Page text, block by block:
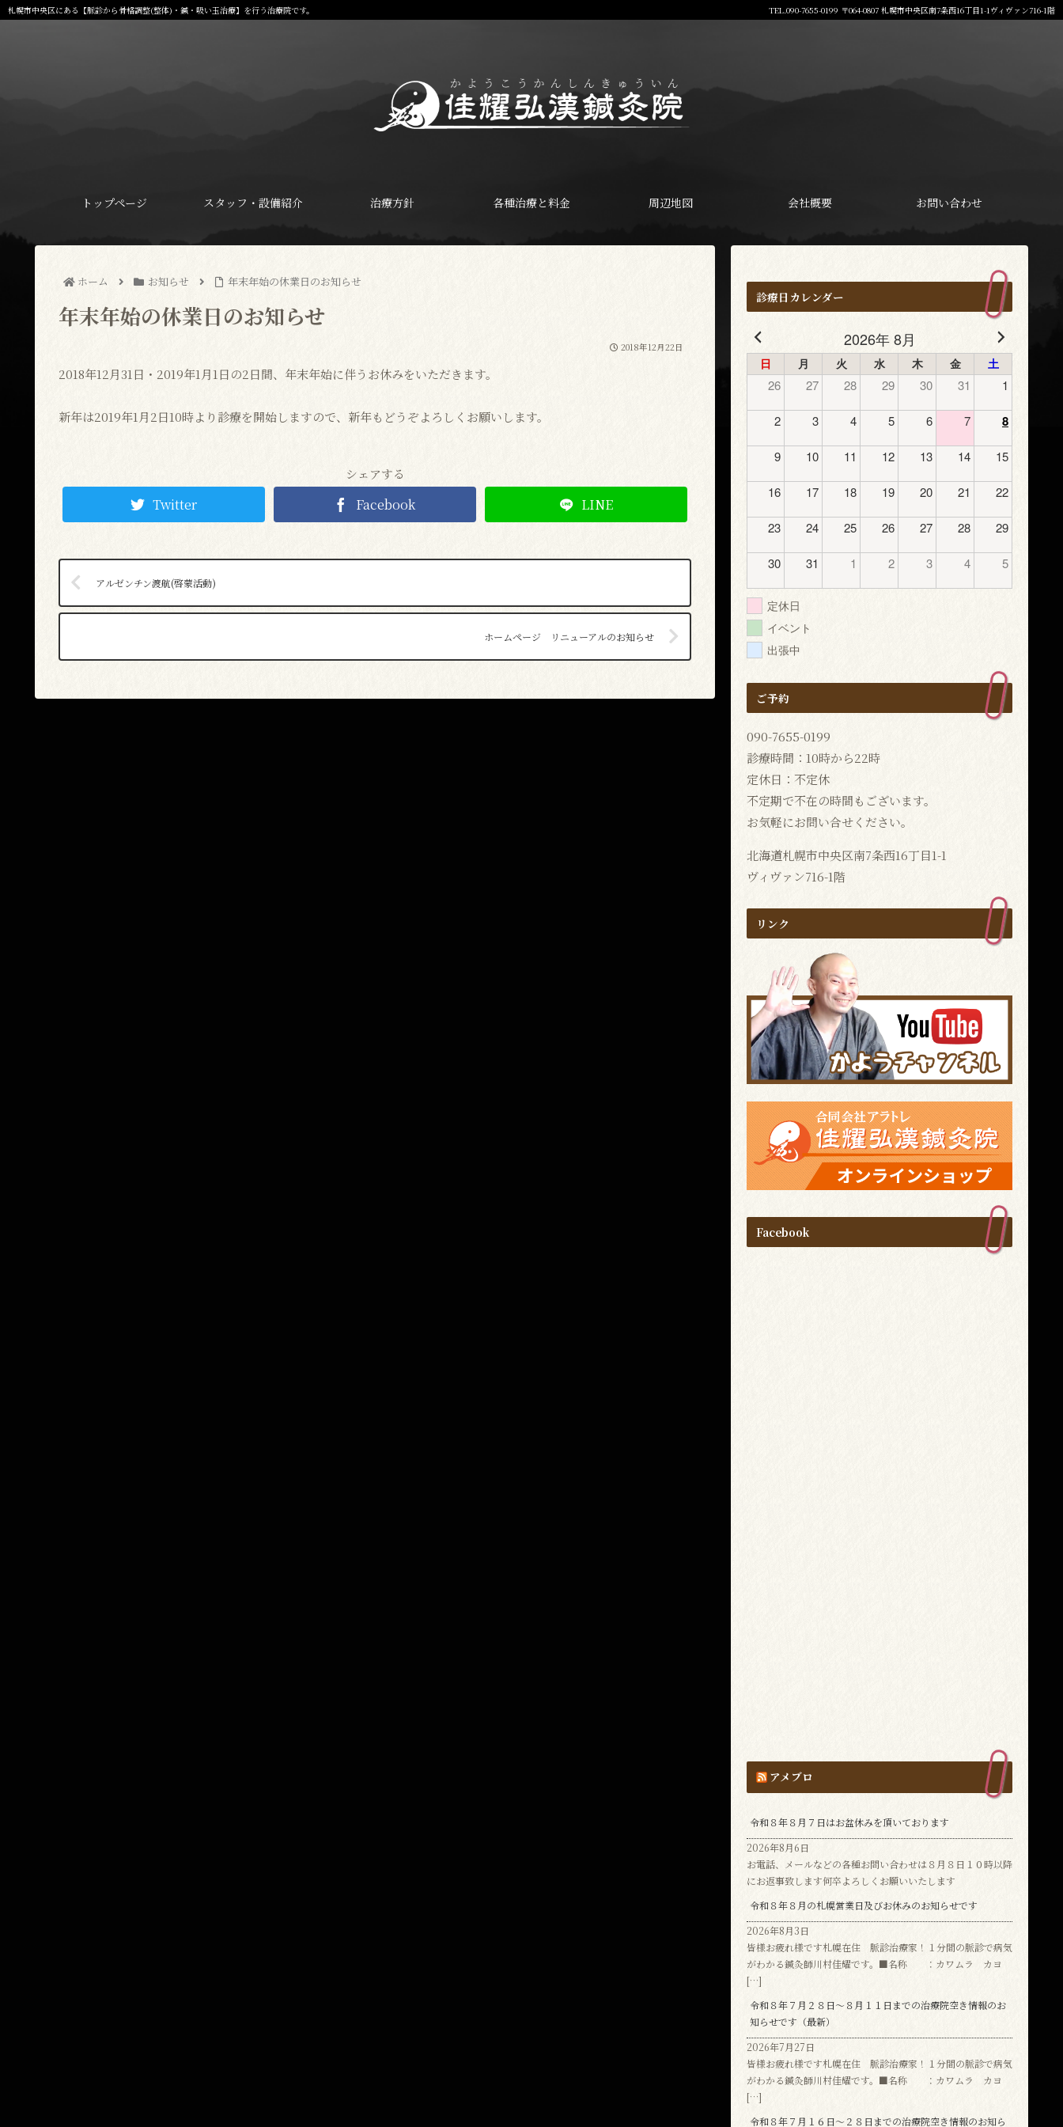
札幌市中央区にある【脈診から骨格調整(整体)・鍼・吸い玉治療】を行う治療院です。 TEL.090-7655-0199 〒064-0807 札幌市中央区南7条西16丁目1-1ヴィヴァン716-1階
トップページ スタッフ・設備紹介 治療方針 各種治療と料金 周辺地図 会社概要 お問い合わせ
ホーム お知らせ 年末年始の休業日のお知らせ
年末年始の休業日のお知らせ
2018年12月22日
2018年12月31日・2019年1月1日の2日間、年末年始に伴うお休みをいただきます。
新年は2019年1月2日10時より診療を開始しますので、新年もどうぞよろしくお願いします。
シェアする
Twitter Facebook LINE
アルゼンチン渡航(啓蒙活動)
ホームページ リニューアルのお知らせ
診療日カレンダー
2026年 8月
日 月 火 水 木 金 土
26 27 28 29 30 31 1
2 3 4 5 6 7 8
9 10 11 12 13 14 15
16 17 18 19 20 21 22
23 24 25 26 27 28 29
30 31 1 2 3 4 5
定休日
イベント
出張中
ご予約
090-7655-0199
診療時間：10時から22時
定休日：不定休
不定期で不在の時間もございます。
お気軽にお問い合せください。
北海道札幌市中央区南7条西16丁目1-1
ヴィヴァン716-1階
リンク
Facebook
アメブロ
令和８年８月７日はお盆休みを頂いております
2026年8月6日
お電話、メールなどの各種お問い合わせは８月８日１０時以降
にお返事致します何卒よろしくお願いいたします
令和８年８月の札幌営業日及びお休みのお知らせです
2026年8月3日
皆様お疲れ様です札幌在住 脈診治療家！１分間の脈診で病気
がわかる鍼灸師川村佳耀です。■名称 ：カワムラ カヨ
[…]
令和８年７月２８日～８月１１日までの治療院空き情報のお
知らせです（最新）
2026年7月27日
皆様お疲れ様です札幌在住 脈診治療家！１分間の脈診で病気
がわかる鍼灸師川村佳耀です。■名称 ：カワムラ カヨ
[…]
令和８年７月１６日～２８日までの治療院空き情報のお知ら